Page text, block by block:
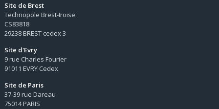
Site de Brest
Technopole Brest-Iroise
CS83818
29238 BREST cedex 3
Site d'Evry
9 rue Charles Fourier
91011 EVRY Cedex
Site de Paris
37-39 rue Dareau
75014 PARIS